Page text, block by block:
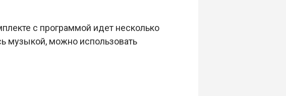
с программой идет несколько
музыкой, можно использовать